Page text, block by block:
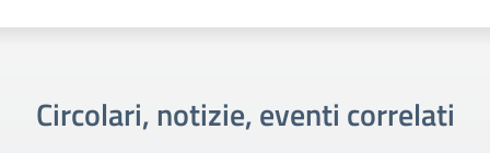
Circolari, notizie, eventi correlati